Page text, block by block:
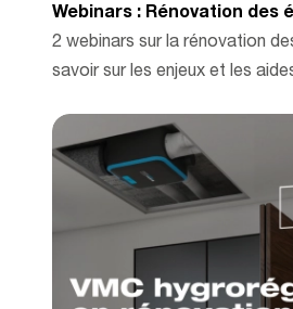
Webinars : Rénovation des
2 webinars sur la rénovation
savoir sur les enjeux et les